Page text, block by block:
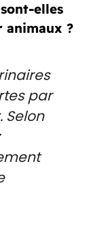
elles
animaux ?
par
Selon